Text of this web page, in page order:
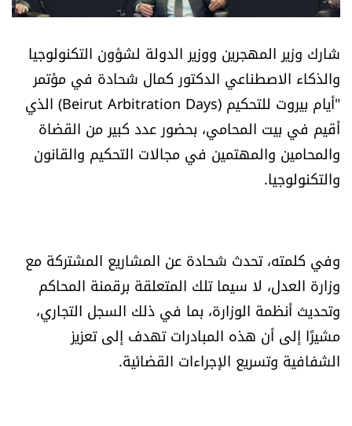
خاص الموقع
كتّابنا
تحت المجهر
آراء
اقتصاد
الصحافة الإسرائيلية
ثقافة وفنون
فصل من كتاب
شارك وزير المهجرين ووزير الدولة لشؤون التكنولوجيا
والذكاء الاصطناعي الدكتور كمال شحادة في مؤتمر
"أيام بيروت للتحكيم (Beirut Arbitration Days) الذي
أقيم في بيت المحامي، بحضور عدد كبير من القضاة
والمحامين والمهتمين في مجالات التحكيم والقانون
والتكنولوجيا.
وفي كلمته، تحدث شحادة عن المشاريع المشتركة مع
وزارة العدل، لا سيما تلك المتعلقة برقمنة المحاكم
وتحديث أنظمة الوزارة، بما في ذلك السجل التجاري،
مشيرًا إلى أن هذه المبادرات تهدف إلى تعزيز
الشفافية وتسريع الإجراءات القضائية.